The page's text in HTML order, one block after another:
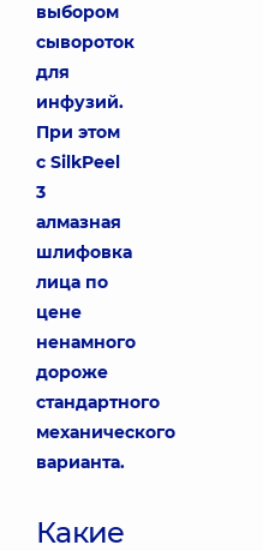
выбором
сывороток
для
инфузий.
При этом
с SilkPeel
3
алмазная
шлифовка
лица по
цене
ненамного
дороже
стандартного
механического
варианта.
Какие